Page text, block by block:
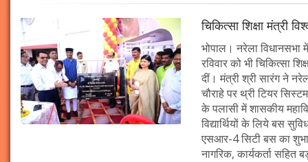
चिकित्सा शिक्षा मंत्री
भोपाल। नरेला विधानसभा
रविवार को भी चिकित्सा
दीं। मंत्री श्री सारंग ने
चौराहे पर थ्री टियर
के पलासी में शासकीय
विद्यार्थियों के लिये बस
एसआर-4 सिटी बस का
नागरिक, कार्यकर्ता सहित